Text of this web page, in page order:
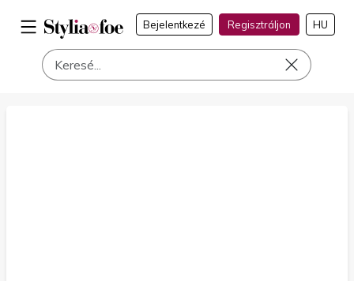
Bejelentkezé
Regisztráljon
a címen
HU